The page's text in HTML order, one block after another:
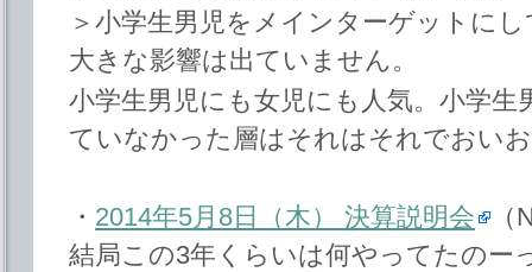
＞小学生男児をメインターゲットに
大きな影響は出ていません。
小学生男児にも女児にも人気。小学
ていなかった層はそれはそれでおい
・ 2014年5月8日（木） 決算説明会
結局この3年くらいは何やってたのー